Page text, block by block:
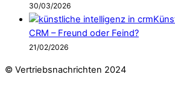
30/03/2026
CRM – Freund oder Feind?
21/02/2026
© Vertriebsnachrichten 2024